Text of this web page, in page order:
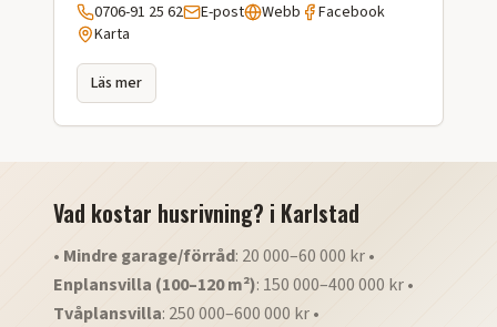
0706-91 25 62 E-post Webb
Facebook
Karta
Läs mer
Vad kostar husrivning? i Karlstad
• Mindre garage/förråd: 20 000–60 000 kr •
Enplansvilla (100–120 m²): 150 000–400 000 kr •
Tvåplansvilla: 250 000–600 000 kr •